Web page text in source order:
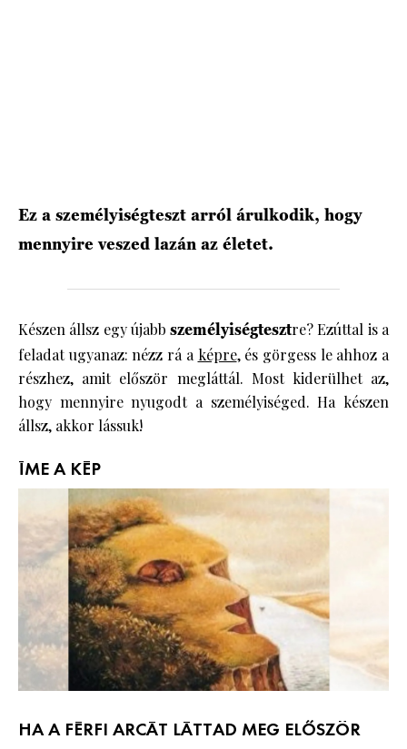
Ez a személyiségteszt arról árulkodik, hogy
mennyire veszed lazán az életet.
Készen állsz egy újabbszemélyiségtesztre? Ezúttal is a
feladat ugyanaz: nézz rá a képre, és görgess le ahhoz a
részhez, amit először megláttál. Most kiderülhet az,
hogy mennyire nyugodt a személyiséged. Ha készen
állsz, akkor lássuk!
ÍME A KÉP
HA A FÉRFI ARCÁT LÁTTAD MEG ELŐSZÖR